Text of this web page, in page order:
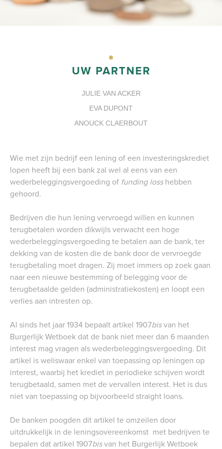
PORTAAL
UW PARTNER
JULIE VAN ACKER
EVA DUPONT
ANOUCK CLAERBOUT
Wie met zijn bedrijf een lening of een investeringskrediet
lopen heeft bij een bank zal wel al eens van een
wederbeleggingsvergoeding of funding losshebben
gehoord.
Bedrijven die hun lening vervroegd willen en kunnen
terugbetalen worden dikwijls verwacht een hoge
wederbeleggingsvergoeding te betalen aan de bank, ter
dekking van de kosten die de bank door de vervroegde
terugbetaling moet dragen. Zij moet immers op zoek gaan
naar een nieuwe bestemming of belegging voor de
terugbetaalde gelden (administratiekosten) en loopt een
verlies aan intresten op.
Al sinds het jaar 1934 bepaalt artikel 1907bisvan het
Burgerlijk Wetboek dat de bank niet meer dan 6 maanden
interest mag vragen als wederbeleggingsvergoeding. Dit
artikel is weliswaar enkel van toepassing op leningen op
interest, waarbij het krediet in periodieke schijven wordt
terugbetaald, samen met de vervallen interest. Het is dus
niet van toepassing op bijvoorbeeld straight loans.
De banken poogden dit artikel te omzeilen door
uitdrukkelijk in de leningsovereenkomst met bedrijven te
bepalen dat artikel 1907bisvan het Burgerlijk Wetboek